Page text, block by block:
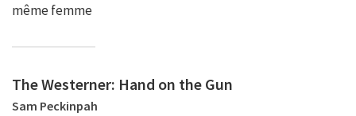
même femme
The Westerner: Hand on the Gun
Sam Peckinpah